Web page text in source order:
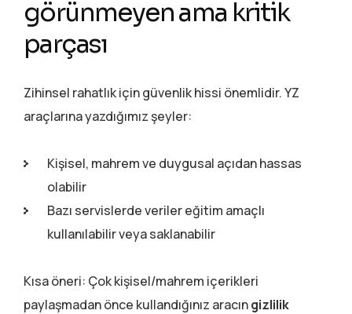
görünmeyen ama kritik
parçası
Zihinsel rahatlık için güvenlik hissi önemlidir. YZ
araçlarına yazdığımız şeyler:
Kişisel, mahrem ve duygusal açıdan hassas
olabilir
Bazı servislerde veriler eğitim amaçlı
kullanılabilir veya saklanabilir
Kısa öneri: Çok kişisel/mahrem içerikleri
paylaşmadan önce kullandığınız aracıngizlilik